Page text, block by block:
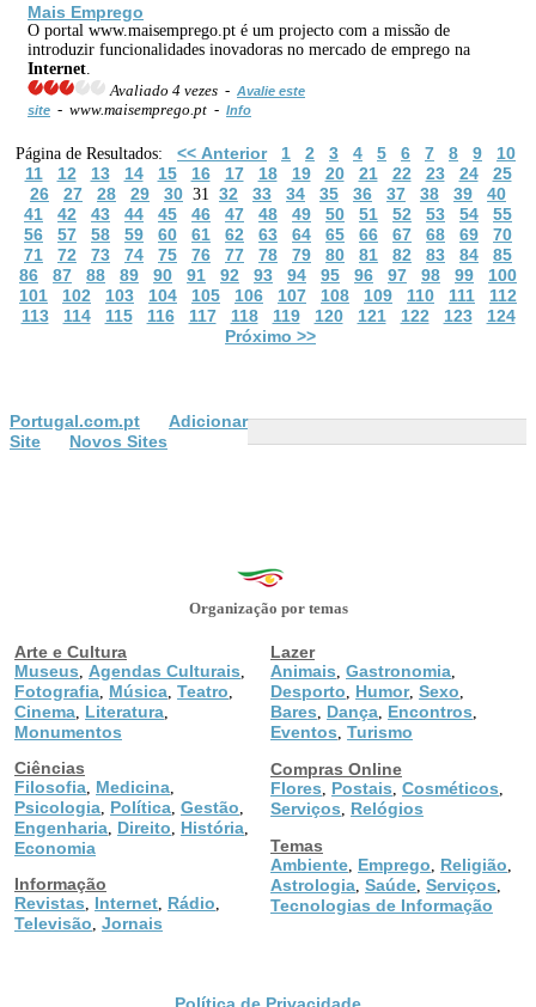
Mais Emprego
O portal www.maisemprego.pt é um projecto com a missão de
introduzir funcionalidades inovadoras no mercado de emprego na
Internet
Avaliado 4 vezes - Avalie este
site - www.maisemprego.pt - Info
Página de Resultados: << Anterior 1 2 3 4 5 6 7 8 9
10
11
12 13 14 15 16 17 18 19 20 21 22 23 24
25
26
27 28 29 30 31 32 33 34 35 36 37 38 39
40
41
42 43 44 45 46 47 48 49 50 51 52 53 54
55
56
57 58 59 60 61 62 63 64 65 66 67 68 69
70
71
72 73 74 75 76 77 78 79 80 81 82 83 84
85
86
87 88 89 90 91 92 93 94 95 96 97 98 99
100
101
102 103 104 105 106 107 108 109 110 111
112
113
114 115 116 117 118 119 120 121 122 123
124
Próximo >>
Portugal.com.pt
Adicionar
Site
Novos Sites
Organização por temas
Arte e Cultura
Museus
Agendas Culturais
Fotografia Música Teatro
Cinema Literatura
Monumentos
Ciências
Filosofia Medicina
Psicologia Política Gestão
Engenharia Direito História
Economia
Informação
Revistas
Internet Rádio
Televisão Jornais
Lazer
Animais Gastronomia
Desporto Humor, Sexo
Bares Dança Encontros
Eventos Turismo
Compras Online
Flores
Postais Cosméticos
Serviços
Relógios
Temas
Ambiente Emprego Religião
Astrologia Saúde Serviços
Tecnologias de Informação